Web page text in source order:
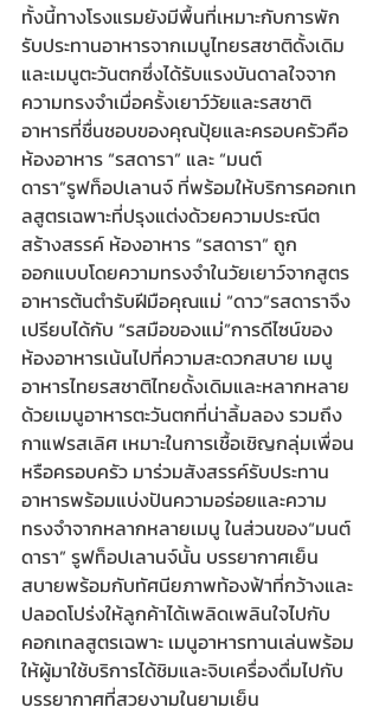
ทั้งนี้ทางโรงแรมยังมีพื้นที่เหมาะกับการพัก
รับประทานอาหารจากเมนูไทยรสชาติดั้งเดิม
และเมนูตะวันตกซึ่งได้รับแรงบันดาลใจจาก
ความทรงจำเมื่อครั้งเยาว์วัยและรสชาติ
อาหารที่ชื่นชอบของคุณปุ้ยและครอบครัวคือ
ห้องอาหาร “รสดารา” และ “มนต์
ดารา”รูฟท็อปเลานจ์ ที่พร้อมให้บริการคอกเท
ลสูตรเฉพาะที่ปรุงแต่งด้วยความประณีต
สร้างสรรค์ ห้องอาหาร “รสดารา” ถูก
ออกแบบโดยความทรงจำในวัยเยาว์จากสูตร
อาหารต้นตำรับฝีมือคุณแม่ “ดาว”รสดาราจึง
เปรียบได้กับ “รสมือของแม่”การดีไซน์ของ
ห้องอาหารเน้นไปที่ความสะดวกสบาย เมนู
อาหารไทยรสชาติไทยดั้งเดิมและหลากหลาย
ด้วยเมนูอาหารตะวันตกที่น่าลิ้มลอง รวมถึง
กาแฟรสเลิศ เหมาะในการเชื้อเชิญกลุ่มเพื่อน
หรือครอบครัว มาร่วมสังสรรค์รับประทาน
อาหารพร้อมแบ่งปันความอร่อยและความ
ทรงจำจากหลากหลายเมนู ในส่วนของ“มนต์
ดารา” รูฟท็อปเลานจ์นั้น บรรยากาศเย็น
สบายพร้อมกับทัศนียภาพท้องฟ้าที่กว้างและ
ปลอดโปร่งให้ลูกค้าได้เพลิดเพลินใจไปกับ
คอกเทลสูตรเฉพาะ เมนูอาหารทานเล่นพร้อม
ให้ผู้มาใช้บริการได้ชิมและจิบเครื่องดื่มไปกับ
บรรยากาศที่สวยงามในยามเย็น